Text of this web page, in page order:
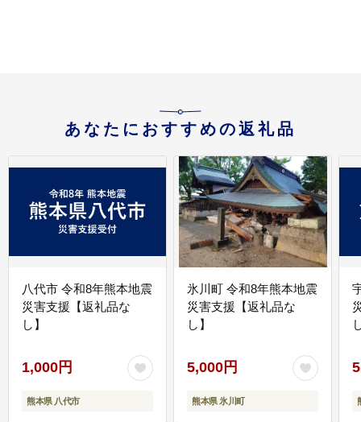
あなたにおすすめの返礼品
八代市 令和8年熊本地震
災害支援【返礼品な
し】
1,000円
熊本県 八代市
氷川町 令和8年熊本地震
災害支援【返礼品な
し】
5,000円
熊本県 氷川町